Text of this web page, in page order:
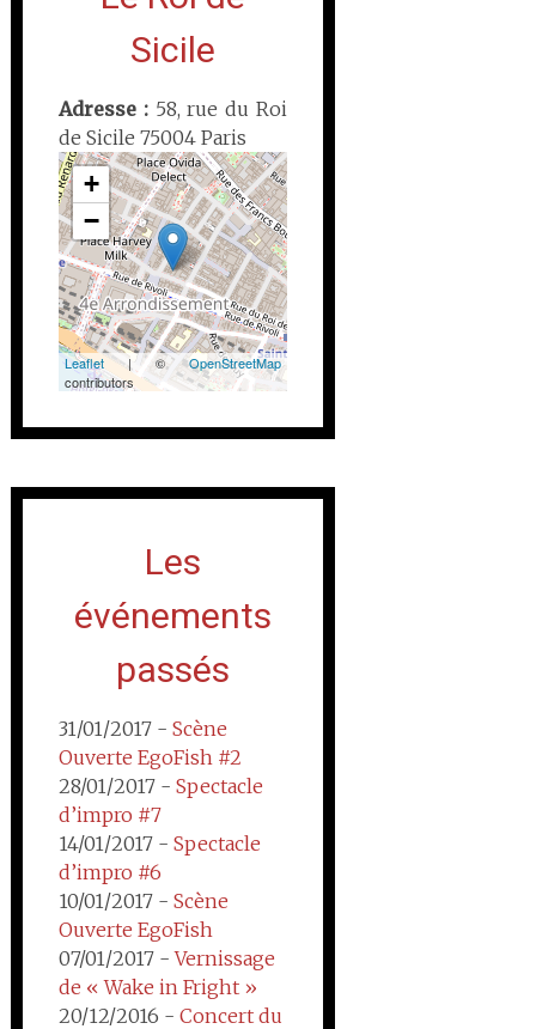
Sicile
Adresse : 58, rue du Roi
de Sicile 75004 Paris
+
−
Leaflet| ©OpenStreetMap
contributors
Les
événements
passés
31/01/2017 - Scène
Ouverte EgoFish #2
28/01/2017 - Spectacle
d’impro #7
14/01/2017 - Spectacle
d’impro #6
10/01/2017 - Scène
Ouverte EgoFish
07/01/2017 -Vernissage
de « Wake in Fright »
20/12/2016 - Concert du